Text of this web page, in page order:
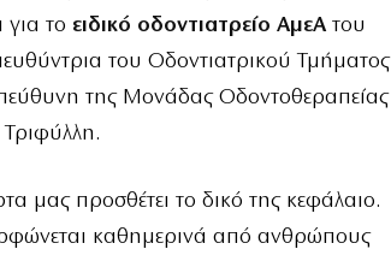
για το ειδικό οδοντιατρείο ΑμεΑ του
του Οδοντιατρικού Τμήματος
της Μονάδας Οδοντοθεραπείας
μας προσθέτει το δικό της κεφάλαιο.
καθημερινά από ανθρώπους